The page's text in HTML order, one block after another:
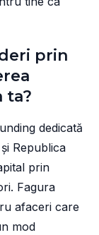
prin
ta?
dedicată
Republica
prin
Fagura
afaceri care
mod